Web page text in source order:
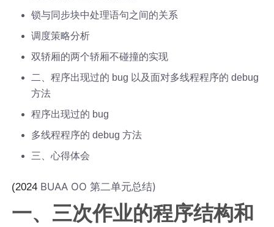
锁与同步块中处理语句之间的关系
调度策略分析
双轿厢的两个轿厢不碰撞的实现
二、程序出现过的 bug 以及面对多线程程序的 debug
方法
程序出现过的 bug
多线程程序的 debug 方法
三、心得体会
(2024 BUAA OO 第二单元总结)
一、三次作业的程序结构和